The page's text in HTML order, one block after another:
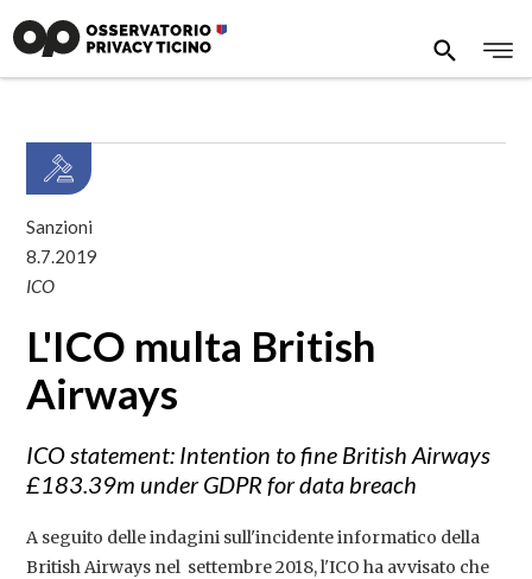
Sanzioni
8.7.2019
ICO
L'ICO multa British
Airways
ICO statement: Intention to fine British Airways
£183.39m under GDPR for data breach
A seguito delle indagini sull'incidente informatico della
British Airways nel settembre 2018, l'ICO ha avvisato che